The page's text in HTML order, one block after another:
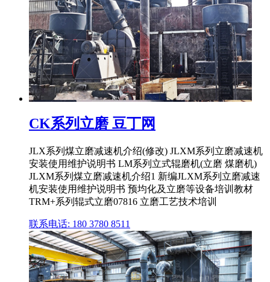
CK系列立磨 豆丁网
JLX系列煤立磨减速机介绍(修改) JLXM系列立磨减速机
安装使用维护说明书 LM系列立式辊磨机(立磨 煤磨机)
JLXM系列煤立磨减速机介绍1 新编JLXM系列立磨减速
机安装使用维护说明书 预均化及立磨等设备培训教材
TRM+系列辊式立磨07816 立磨工艺技术培训
联系电话: 180 3780 8511